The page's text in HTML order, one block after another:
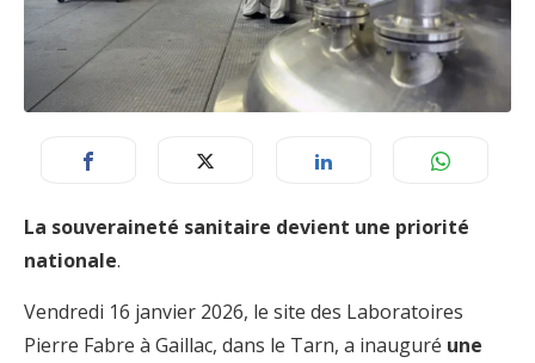
La souveraineté sanitaire devient une priorité
nationale.
Vendredi 16 janvier 2026, le site des Laboratoires
Pierre Fabre à Gaillac, dans le Tarn, a inauguré une